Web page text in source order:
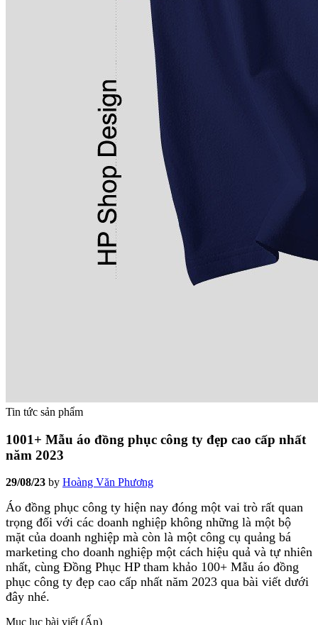
Tin tức sản phẩm
1001+ Mẫu áo đồng phục công ty đẹp cao cấp nhất
năm 2023
29/08/23 by Hoàng Văn Phương
Áo đồng phục công ty hiện nay đóng một vai trò rất quan
trọng đối với các doanh nghiệp không những là một bộ
mặt của doanh nghiệp mà còn là một công cụ quảng bá
marketing cho doanh nghiệp một cách hiệu quả và tự nhiên
nhất, cùng Đồng Phục HP tham khảo 100+ Mẫu áo đồng
phục công ty đẹp cao cấp nhất năm 2023 qua bài viết dưới
đây nhé.
Mục lục bài viết (Ẩn)